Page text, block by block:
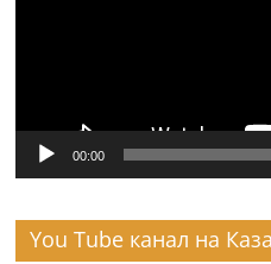
00:00
You Tube канал на